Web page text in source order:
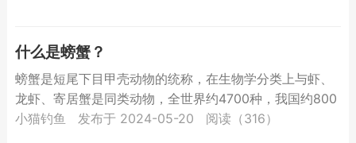
什么是螃蟹？
螃蟹是短尾下目甲壳动物的统称，在生物学分类上与虾、
龙虾、寄居蟹是同类动物，全世界约4700种，我国约800
种，大多数生活在海洋里或近海区，少数栖息在淡水中或
小猫钓鱼 发布于 2024-05-20 阅读（316）